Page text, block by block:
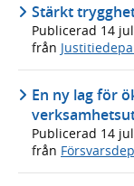
Stärkt
Publicerad 14
från
En ny lag för
Publicerad 14
från